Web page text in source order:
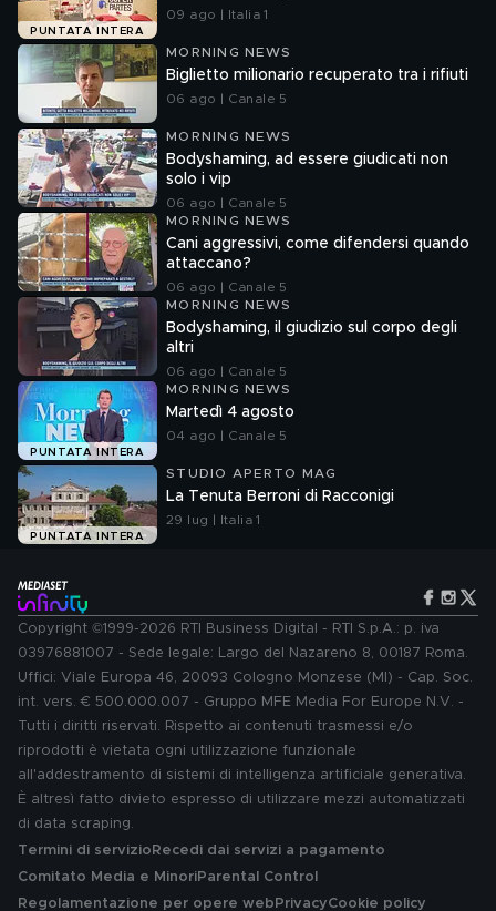
PUNTATA INTERA
09 ago | Italia 1
MORNING NEWS
Biglietto milionario recuperato tra i rifiuti
06 ago | Canale 5
MORNING NEWS
Bodyshaming, ad essere giudicati non
solo i vip
06 ago | Canale 5
MORNING NEWS
Cani aggressivi, come difendersi quando
attaccano?
06 ago | Canale 5
MORNING NEWS
Bodyshaming, il giudizio sul corpo degli
altri
06 ago | Canale 5
PUNTATA INTERA
MORNING NEWS
Martedì 4 agosto
04 ago | Canale 5
PUNTATA INTERA
STUDIO APERTO MAG
La Tenuta Berroni di Racconigi
29 lug | Italia 1
Copyright ©1999-2026 RTI Business Digital - RTI S.p.A.: p. iva
03976881007 - Sede legale: Largo del Nazareno 8, 00187 Roma.
Uffici: Viale Europa 46, 20093 Cologno Monzese (MI) - Cap. Soc.
int. vers. € 500.000.007 - Gruppo MFE Media For Europe N.V. -
Tutti i diritti riservati. Rispetto ai contenuti trasmessi e/o
riprodotti è vietata ogni utilizzazione funzionale
all'addestramento di sistemi di intelligenza artificiale generativa.
È altresì fatto divieto espresso di utilizzare mezzi automatizzati
di data scraping.
Termini di servizio Recedi dai servizi a pagamento
Comitato Media e MinoriParental Control
Regolamentazione per opere web PrivacyCookie policy